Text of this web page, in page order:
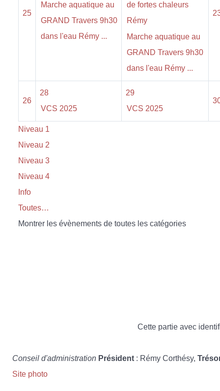
25
Marche aquatique au
GRAND Travers 9h30
dans l'eau Rémy ...
de fortes chaleurs
Rémy
Marche aquatique au
GRAND Travers 9h30
dans l'eau Rémy ...
26
28
VCS 2025
29
VCS 2025
Niveau 1
Niveau 2
Niveau 3
Niveau 4
Info
Toutes…
Montrer les évènements de toutes les catégories
Cette partie avec
Conseil d'administration Président : Rémy Corthésy,
Site photo